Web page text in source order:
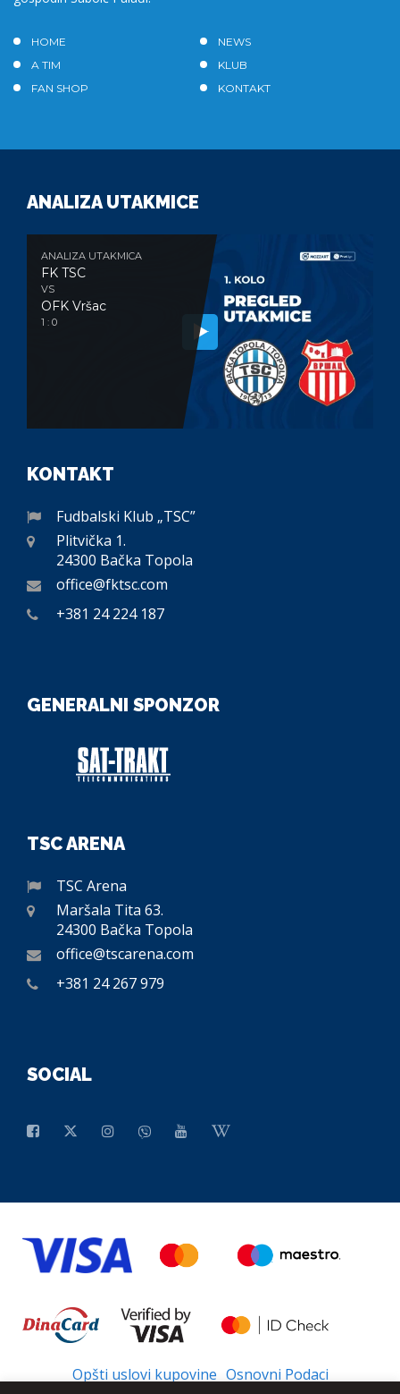
HOME
NEWS
A TIM
KLUB
FAN SHOP
KONTAKT
ANALIZA UTAKMICE
ANALIZA UTAKMICA
FK TSC
VS
OFK Vršac
1 : 0
KONTAKT
Fudbalski Klub „TSC”
Plitvička 1.
24300 Bačka Topola
office@fktsc.com
+381 24 224 187
GENERALNI SPONZOR
TSC ARENA
TSC Arena
Maršala Tita 63.
24300 Bačka Topola
office@tscarena.com
+381 24 267 979
SOCIAL
Opšti uslovi kupovine Osnovni Podaci